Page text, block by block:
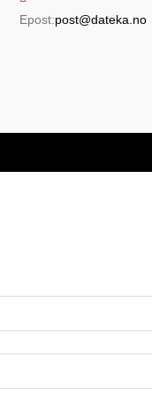
Epost:post@dateka.no